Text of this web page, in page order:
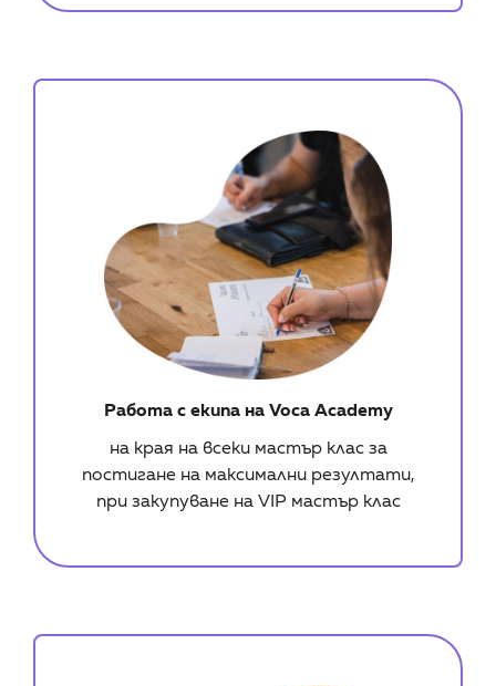
Работа с екипа на Voca Academy
на края на всеки мастър клас за
постигане на максимални резултати,
при закупуване на VIP мастър клас